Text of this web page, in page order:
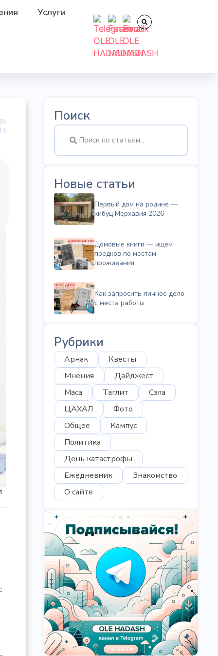
Услуги
Поиск
Новые статьи
Первый дом на родине —
кибуц Мерхавия 2026
Домовые книги — ищем
предков по местам
проживания
Как запросить личное дело
с места работы
Рубрики
Арнак
Квесты
Мнения
Дайджест
Маса
Таглит
Сэла
ЦАХАЛ
Фото
Общее
Кампус
Политика
День катастрофы
Ежедневник
Знакомство
О сайте